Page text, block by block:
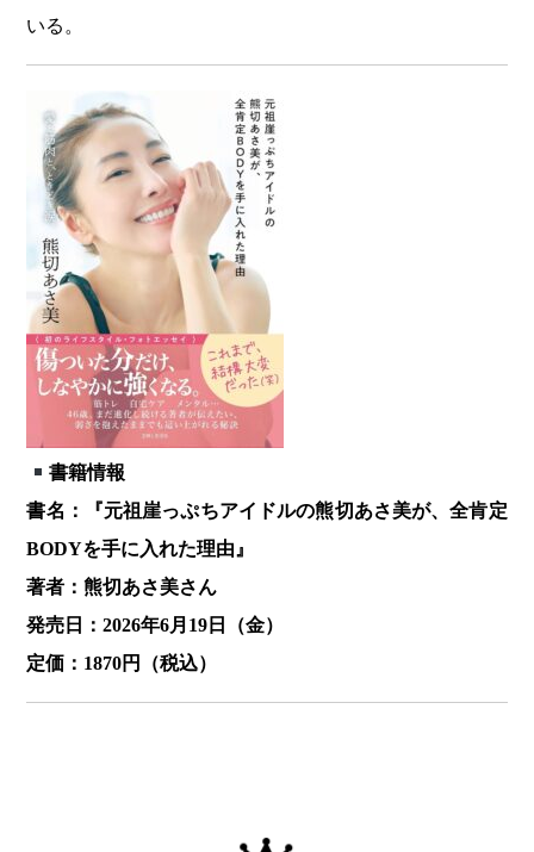
いる。
書籍情報
書名：『元祖崖っぷちアイドルの熊切あさ美が、全肯定
BODYを手に入れた理由』
著者：熊切あさ美さん
発売日：2026年6月19日（金）
定価：1870円（税込）